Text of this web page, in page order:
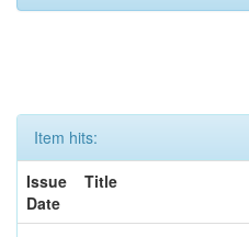
Item hits:
Issue
Date
Title